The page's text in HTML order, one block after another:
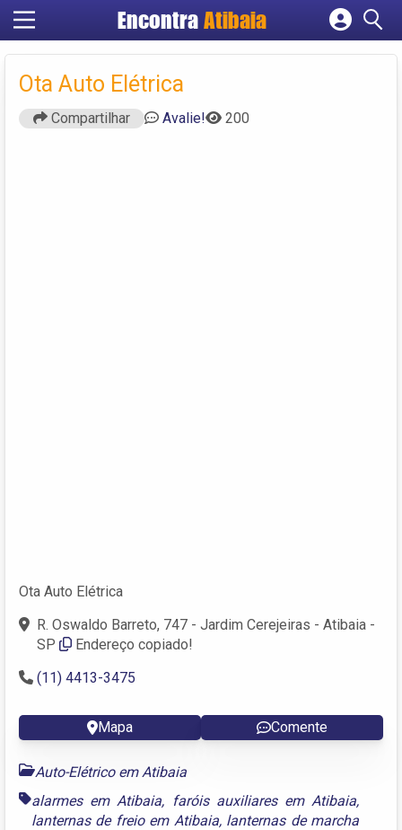
Encontra Atibaia
Cadastrar empresa
Ota Auto Elétrica
Compartilhar Avalie! 200
Ota Auto Elétrica
R. Oswaldo Barreto, 747 - Jardim Cerejeiras - Atibaia -
SP
Endereço copiado!
(11) 4413-3475
Mapa Comente
Auto-Elétrico em Atibaia
alarmes em Atibaia, faróis auxiliares em Atibaia,
lanternas de freio em Atibaia, lanternas de marcha